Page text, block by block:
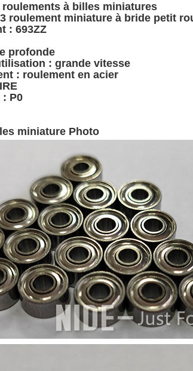
roulements à billes miniatures
roulement miniature à bride petit
: 693ZZ
profonde
: grande vitesse
: roulement en acier
: P0
miniature Photo